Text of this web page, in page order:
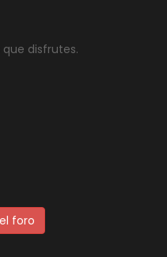
que disfrutes.
foro